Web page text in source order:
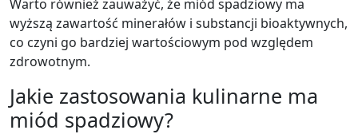
Warto również zauważyć, że miód spadziowy ma
wyższą zawartość minerałów i substancji bioaktywnych,
co czyni go bardziej wartościowym pod względem
zdrowotnym.
Jakie zastosowania kulinarne ma
miód spadziowy?